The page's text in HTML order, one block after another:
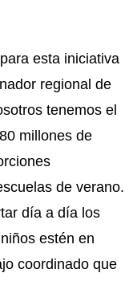
esta iniciativa
regional de
tenemos el
millones de
de verano.
día a día los
estén en
coordinado que